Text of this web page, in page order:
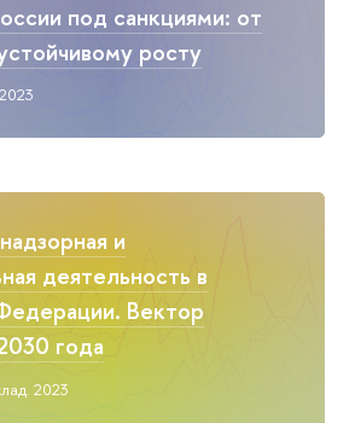
под санкциями: от
росту
и
деятельность в
Вектор
года
2023